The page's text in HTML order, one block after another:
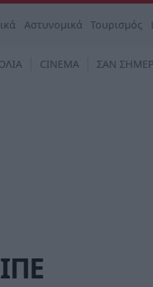
Αστυνομικά Τουρισμός
CINEMA ΣΑΝ